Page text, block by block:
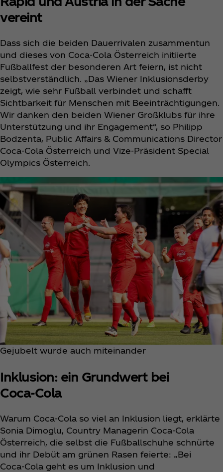
vereint
Dass sich die beiden Dauerrivalen zusammentun
und dieses von Coca‑Cola Österreich initiierte
Fußballfest der besonderen Art feiern, ist nicht
selbstverständlich. „Das Wiener Inklusionsderby
zeigt, wie sehr Fußball verbindet und schafft
Sichtbarkeit für Menschen mit Beeinträchtigungen.
Wir danken den beiden Wiener Großklubs für ihre
Unterstützung und ihr Engagement“, so Philipp
Bodzenta, Public Affairs & Communications Director
Coca‑Cola Österreich und Vize-Präsident Special
Olympics Österreich.
Gejubelt wurde auch miteinander
Inklusion: ein Grundwert bei
Coca‑Cola
Warum Coca‑Cola so viel an Inklusion liegt, erklärte
Sonia Dimoglu, Country Managerin Coca‑Cola
Österreich, die selbst die Fußballschuhe schnürte
und ihr Debüt am grünen Rasen feierte: „Bei
Coca‑Cola geht es um Inklusion und